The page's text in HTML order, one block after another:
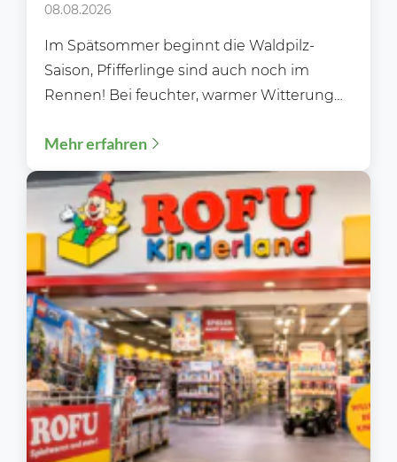
08.08.2026
Im Spätsommer beginnt die Waldpilz-
Saison, Pfifferlinge sind auch noch im
Rennen! Bei feuchter, warmer Witterung
Mehr erfahren